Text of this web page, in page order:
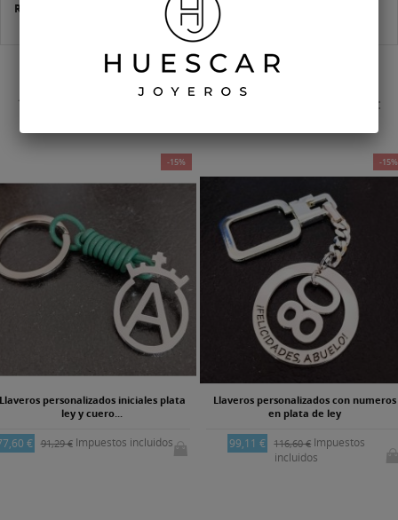
Referencia
16 OTROS PRODUCTOS EN LA MISMA CATEGORÍA:
-15%
personalizados iniciales plata
ley y cuero...
€ 91,29 €Impuestos incluidos
-15%
Llaveros personalizados con numeros
en plata de ley
99,11 € 116,60 € Impuestos
incluidos